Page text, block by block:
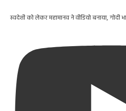
स्वदेशी को लेकर महामानव ने वीडियो बनाया, गोदी